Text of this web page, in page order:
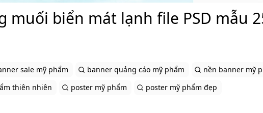
muối biển mát lạnh file PSD mẫu
sale mỹ phẩm banner quảng cáo mỹ phẩm
nền banner mỹ
thiên nhiên poster mỹ phẩm
poster mỹ phẩm đẹp